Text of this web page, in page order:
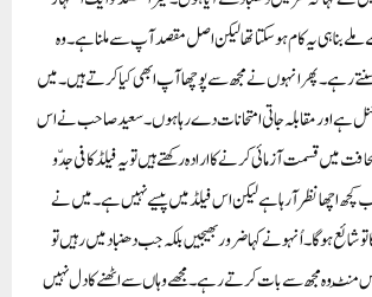
بنا ہی یہ کام ہو سکتا تھا لیکن اصل مقصد آپ سے ملنا ہے ۔وہ
رہے ۔پھر انہوں نے مجھ سے پوچھا آپ ابھی کیا کرتے ہیں ۔میں
ہے اور مقابلہ جاتی امتحانات دے رہا ہوں ۔سعید صاحب نے اس
میں قسمت آزمائی کرنے کا ارادہ رکھتے ہیں تو یہ فیلڈ کافی جدّو
اچھا نظر آ رہا ہے لیکن اس فیلڈ میں پیسے نہیں ہے۔میں نے
تو شائع ہوگا۔اُنہونے کہا ضرور بھیجیں بلکہ جب دھنباد میں رہیں تو
دس مِنٹ وہ مجھ سے بات کرتے رہے ۔مجھے وہاں سے اٹھنے کا دل نہیں